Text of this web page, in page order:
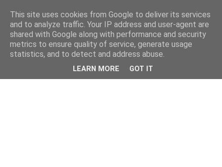
This site uses cookies from Google to deliver its services
and to analyze traffic. Your IP address and user-agent are
shared with Google along with performance and security
metrics to ensure quality of service, generate usage
statistics, and to detect and address abuse.
LEARN MORE GOT IT